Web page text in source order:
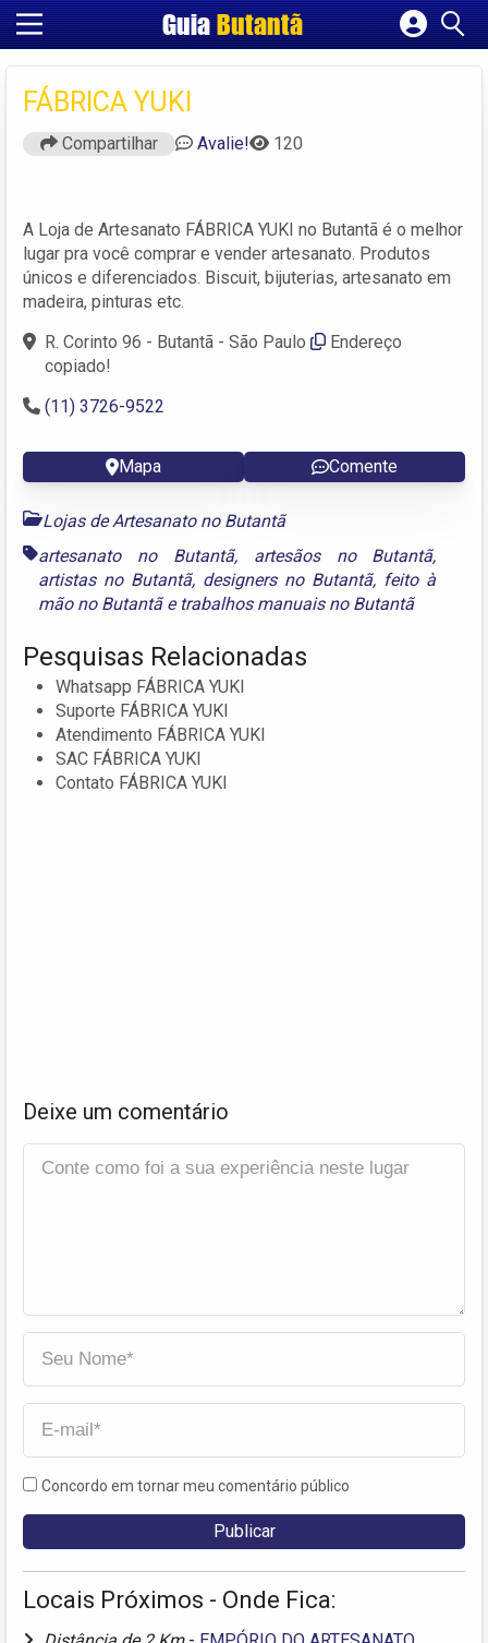
GuiaButantã
Cadastrar empresa
FÁBRICA YUKI
Compartilhar Avalie! 120
A Loja de Artesanato FÁBRICA YUKI no Butantã é o melhor
lugar pra você comprar e vender artesanato. Produtos
únicos e diferenciados. Biscuit, bijuterias, artesanato em
madeira, pinturas etc.
R. Corinto 96 - Butantã - São Paulo
Endereço
copiado!
(11) 3726-9522
Mapa Comente
Lojas de Artesanato no Butantã
artesanato no Butantã, artesãos no Butantã,
artistas no Butantã, designers no Butantã, feito à
mão no Butantãe trabalhos manuais no Butantã
Pesquisas Relacionadas
Whatsapp FÁBRICA YUKI
Suporte FÁBRICA YUKI
Atendimento FÁBRICA YUKI
SAC FÁBRICA YUKI
Contato FÁBRICA YUKI
Deixe um comentário
Concordo em tornar meu comentário público
Locais Próximos - Onde Fica: